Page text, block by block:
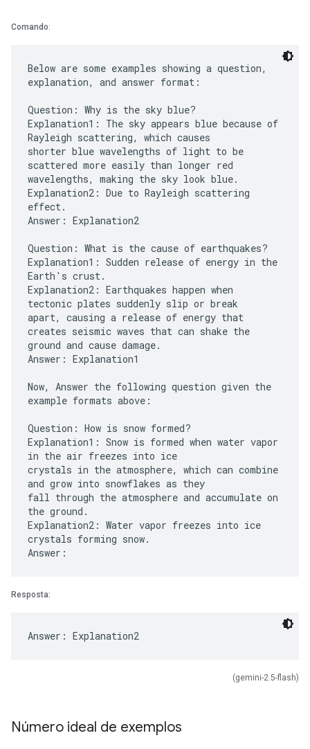
Comando:
Below are some examples showing a question,
explanation, and answer format:
Question: Why is the sky blue?
Explanation1: The sky appears blue because of
Rayleigh scattering, which causes
shorter blue wavelengths of light to be
scattered more easily than longer red
wavelengths, making the sky look blue.
Explanation2: Due to Rayleigh scattering
effect.
Answer: Explanation2
Question: What is the cause of earthquakes?
Explanation1: Sudden release of energy in the
Earth's crust.
Explanation2: Earthquakes happen when
tectonic plates suddenly slip or break
apart, causing a release of energy that
creates seismic waves that can shake the
ground and cause damage.
Answer: Explanation1
Now, Answer the following question given the
example formats above:
Question: How is snow formed?
Explanation1: Snow is formed when water vapor
in the air freezes into ice
crystals in the atmosphere, which can combine
and grow into snowflakes as they
fall through the atmosphere and accumulate on
the ground.
Explanation2: Water vapor freezes into ice
crystals forming snow.
Resposta:
(gemini-2.5-flash)
Número ideal de exemplos